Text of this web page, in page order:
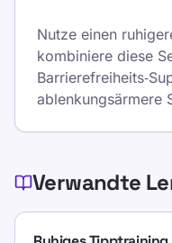
Nutze einen
kombiniere diese
ablenkungsärmere
Verwandte